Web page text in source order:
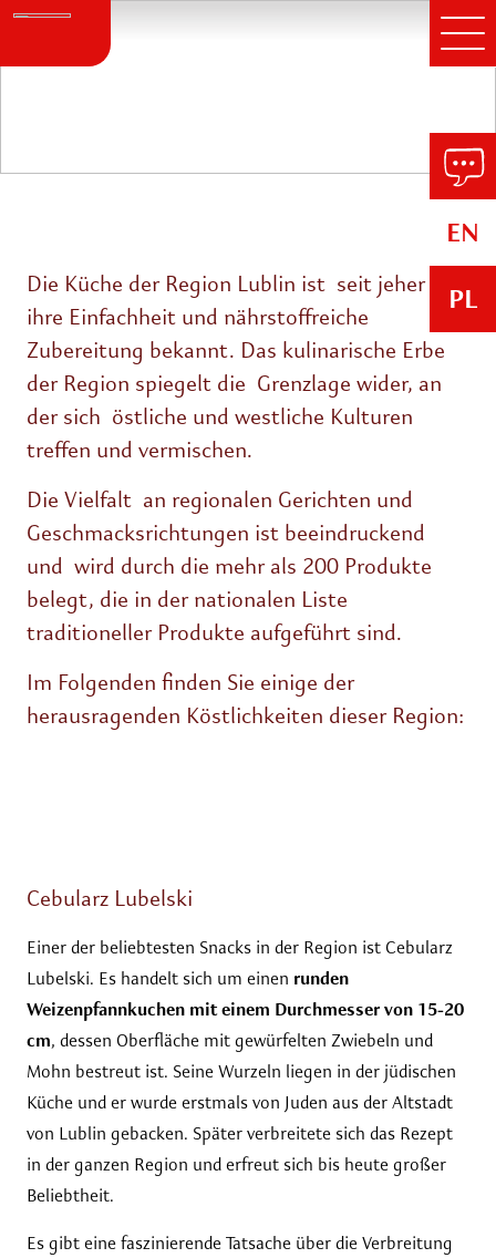
EN
PL
Die Küche der Region Lublin ist seit jeher für
ihre Einfachheit und nährstoffreiche
Zubereitung bekannt. Das kulinarische Erbe
der Region spiegelt die Grenzlage wider, an
der sich östliche und westliche Kulturen
treffen und vermischen.
Die Vielfalt an regionalen Gerichten und
Geschmacksrichtungen ist beeindruckend
und wird durch die mehr als 200 Produkte
belegt, die in der nationalen Liste
traditioneller Produkte aufgeführt sind.
Im Folgenden finden Sie einige der
herausragenden Köstlichkeiten dieser Region:
Cebularz Lubelski
Einer der beliebtesten Snacks in der Region ist Cebularz
Lubelski. Es handelt sich um einen runden
Weizenpfannkuchenmit einem Durchmesser von 15-20
cm, dessen Oberfläche mit gewürfelten Zwiebeln und
Mohn bestreut ist. Seine Wurzeln liegen in der jüdischen
Küche und er wurde erstmals von Juden aus der Altstadt
von Lublin gebacken. Später verbreitete sich das Rezept
in der ganzen Region und erfreut sich bis heute großer
Beliebtheit.
Es gibt eine faszinierende Tatsache über die Verbreitung